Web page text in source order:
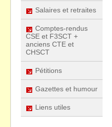
Salaires et retraites
Comptes-rendus
CSE et F3SCT +
anciens CTE et
CHSCT
Pétitions
Gazettes et humour
Liens utiles